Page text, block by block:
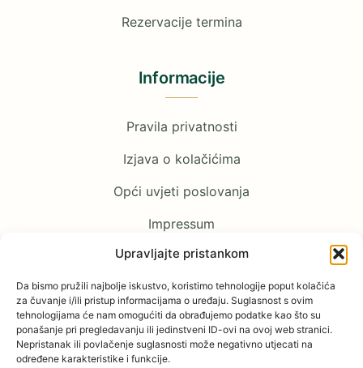
Upravljajte pristankom
Da bismo pružili najbolje iskustvo, koristimo tehnologije poput kolačića
za čuvanje i/ili pristup informacijama o uređaju. Suglasnost s ovim
tehnologijama će nam omogućiti da obrađujemo podatke kao što su
ponašanje pri pregledavanju ili jedinstveni ID-ovi na ovoj web stranici.
Nepristanak ili povlačenje suglasnosti može negativno utjecati na
određene karakteristike i funkcije.
Rezervacije termina
Informacije
Pravila privatnosti
Izjava o kolačićima
Opći uvjeti poslovanja
Impressum
Pratite nas
Facebook
YouTube